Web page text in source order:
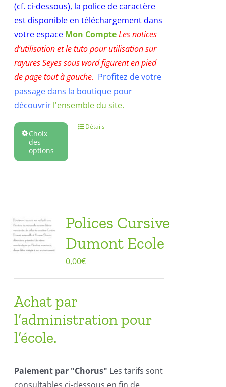
(cf. ci-dessous), la police de caractère
est disponible en téléchargement dans
votre espace Mon CompteLes notices
d’utilisation et le tuto pour utilisation sur
rayures Seyes sous word figurent en pied
de page tout à gauche. Profitez de votre
passage dans la boutique pour
découvrir l'ensemble du site.
Choix
des
options
Détails
Polices Cursive
Dumont Ecole
0,00€
Achat par
l’administration pour
l’école.
Paiement par "Chorus" Les tarifs sont